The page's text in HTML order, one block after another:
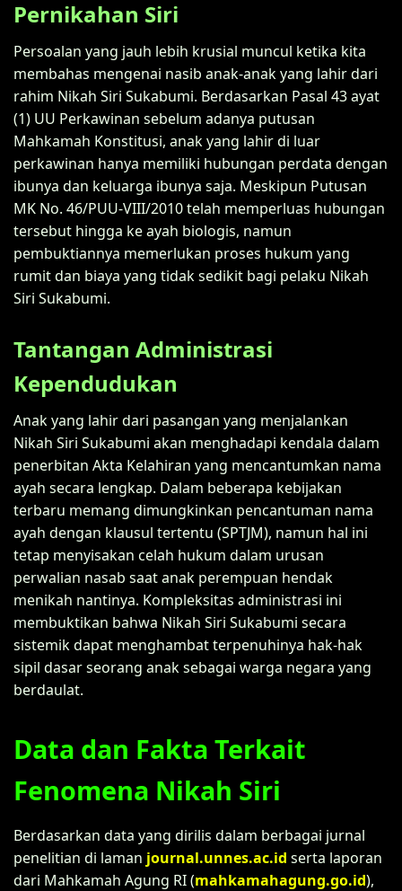
Pernikahan Siri
Persoalan yang jauh lebih krusial muncul ketika kita
membahas mengenai nasib anak-anak yang lahir dari
rahim Nikah Siri Sukabumi. Berdasarkan Pasal 43 ayat
(1) UU Perkawinan sebelum adanya putusan
Mahkamah Konstitusi, anak yang lahir di luar
perkawinan hanya memiliki hubungan perdata dengan
ibunya dan keluarga ibunya saja. Meskipun Putusan
MK No. 46/PUU-VIII/2010 telah memperluas hubungan
tersebut hingga ke ayah biologis, namun
pembuktiannya memerlukan proses hukum yang
rumit dan biaya yang tidak sedikit bagi pelaku Nikah
Siri Sukabumi.
Tantangan Administrasi
Kependudukan
Anak yang lahir dari pasangan yang menjalankan
Nikah Siri Sukabumi akan menghadapi kendala dalam
penerbitan Akta Kelahiran yang mencantumkan nama
ayah secara lengkap. Dalam beberapa kebijakan
terbaru memang dimungkinkan pencantuman nama
ayah dengan klausul tertentu (SPTJM), namun hal ini
tetap menyisakan celah hukum dalam urusan
perwalian nasab saat anak perempuan hendak
menikah nantinya. Kompleksitas administrasi ini
membuktikan bahwa Nikah Siri Sukabumi secara
sistemik dapat menghambat terpenuhinya hak-hak
sipil dasar seorang anak sebagai warga negara yang
berdaulat.
Data dan Fakta Terkait
Fenomena Nikah Siri
Berdasarkan data yang dirilis dalam berbagai jurnal
penelitian di laman journal.unnes.ac.id serta laporan
dari Mahkamah Agung RI (mahkamahagung.go.id),